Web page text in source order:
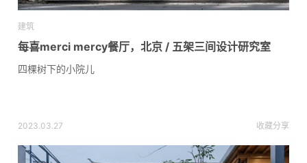
建筑
每喜merci mercy餐厅，北京 / 五架三间设计研究室
四棵树下的小院儿
2023.03.27 收藏分享